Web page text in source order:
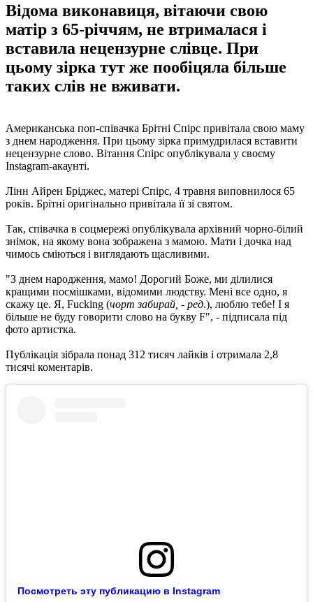
Відома виконавиця, вітаючи свою
матір з 65-річчям, не втрималася і
вставила нецензурне слівце. При
цьому зірка тут же пообіцяла більше
таких слів не вживати.
Американська поп-співачка Брітні Спірс привітала свою маму
з днем ​​народження. При цьому зірка примудрилася вставити
нецензурне слово. Вітання Спірс опублікувала у своєму
Instagram-акаунті.
Лінн Айрен Бріджес, матері Спірс, 4 травня виповнилося 65
років. Брітні оригінально привітала її зі святом.
Так, співачка в соцмережі опублікувала архівний чорно-білий
знімок, на якому вона зображена з мамою. Мати і дочка над
чимось сміються і виглядають щасливими.
"З днем ​​народження, мамо! Дорогий Боже, ми ділилися
кращими посмішками, відомими людству. Мені все одно, я
скажу це. Я, Fucking (чорт забирай, - ред.), люблю тебе! І я
більше не буду говорити слово на букву F", - підписала під
фото артистка.
Публікація зібрала понад 312 тисяч лайків і отримала 2,8
тисячі коментарів.
Посмотреть эту публикацию в Instagram